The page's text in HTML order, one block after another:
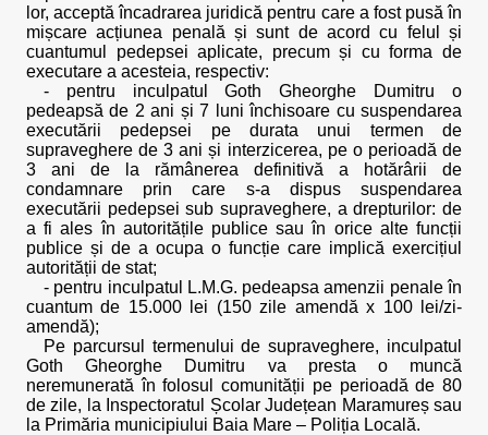
lor, acceptă încadrarea juridică pentru care a fost pusă în
mișcare acțiunea penală și sunt de acord cu felul și
cuantumul pedepsei aplicate, precum și cu forma de
executare a acesteia, respectiv:
- pentru inculpatul Goth Gheorghe Dumitru o
pedeapsă de 2 ani și 7 luni închisoare cu suspendarea
executării pedepsei pe durata unui termen de
supraveghere de 3 ani și interzicerea, pe o perioadă de
3 ani de la rămânerea definitivă a hotărârii de
condamnare prin care s-a dispus suspendarea
executării pedepsei sub supraveghere, a drepturilor: de
a fi ales în autoritățile publice sau în orice alte funcții
publice și de a ocupa o funcție care implică exercițiul
autorității de stat;
- pentru inculpatul L.M.G. pedeapsa amenzii penale în
cuantum de 15.000 lei (150 zile amendă x 100 lei/zi-
amendă);
Pe parcursul termenului de supraveghere, inculpatul
Goth Gheorghe Dumitru va presta o muncă
neremunerată în folosul comunității pe perioadă de 80
de zile, la Inspectoratul Școlar Județean Maramureș sau
la Primăria municipiului Baia Mare – Poliția Locală.